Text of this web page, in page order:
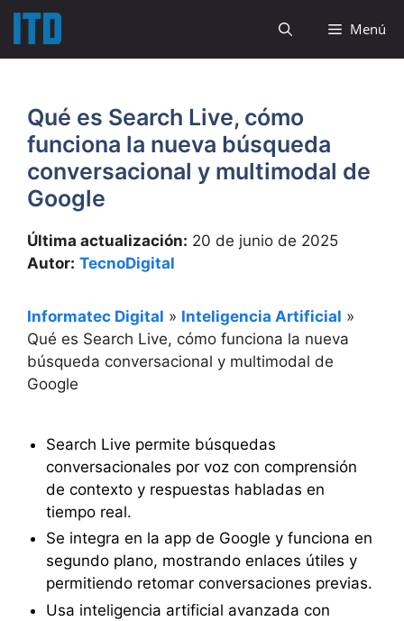
Saltar
contenido
Menú
Qué es Search Live, cómo
funciona la nueva búsqueda
conversacional y multimodal de
Google
Última actualización: 20 de junio de 2025
Autor: TecnoDigital
Informatec Digital » Inteligencia Artificial »
Qué es Search Live, cómo funciona la nueva
búsqueda conversacional y multimodal de
Google
Search Live permite búsquedas
conversacionales por voz con comprensión
de contexto y respuestas habladas en
tiempo real.
Se integra en la app de Google y funciona en
segundo plano, mostrando enlaces útiles y
permitiendo retomar conversaciones previas.
Usa inteligencia artificial avanzada con